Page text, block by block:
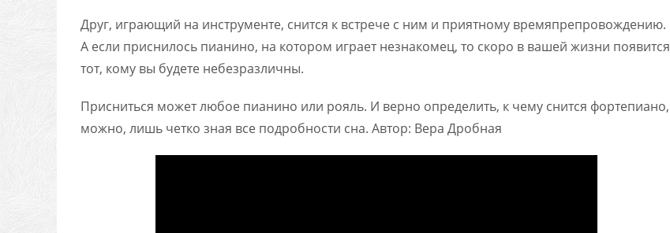
Друг, играющий на инструменте, снится к встрече с ним и приятному времяпрепровождению.
А если приснилось пианино, на котором играет незнакомец, то скоро в вашей жизни появится
тот, кому вы будете небезразличны.
Присниться может любое пианино или рояль. И верно определить, к чему снится фортепиано,
можно, лишь четко зная все подробности сна. Автор: Вера Дробная